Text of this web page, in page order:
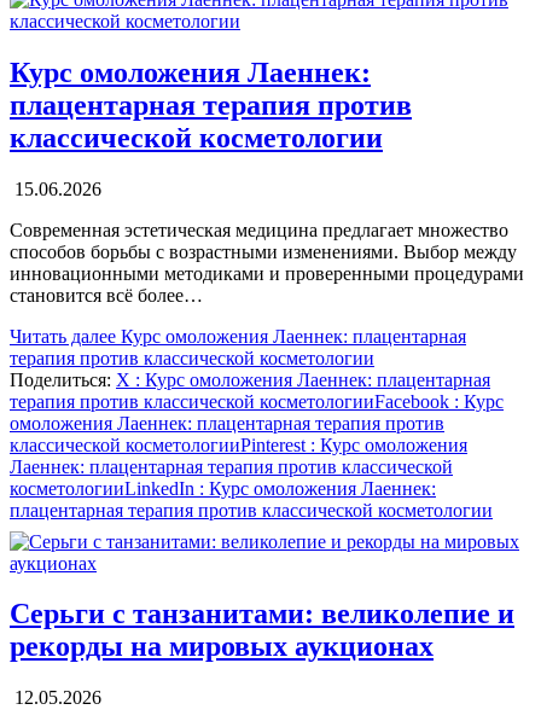
Курс омоложения Лаеннек:
плацентарная терапия против
классической косметологии
15.06.2026
Современная эстетическая медицина предлагает множество
способов борьбы с возрастными изменениями. Выбор между
инновационными методиками и проверенными процедурами
становится всё более…
Читать далее Курс омоложения Лаеннек: плацентарная
терапия против классической косметологии
Поделиться: X : Курс омоложения Лаеннек: плацентарная
терапия против классической косметологииFacebook : Курс
омоложения Лаеннек: плацентарная терапия против
классической косметологииPinterest : Курс омоложения
Лаеннек: плацентарная терапия против классической
косметологииLinkedIn : Курс омоложения Лаеннек:
плацентарная терапия против классической косметологии
Серьги с танзанитами: великолепие и
рекорды на мировых аукционах
12.05.2026